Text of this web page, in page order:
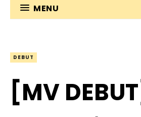
MENU
DEBUT
[MV